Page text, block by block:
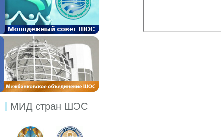
МИД стран ШОС